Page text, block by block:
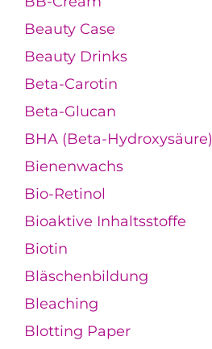
Beauty Case
Beauty Drinks
Beta-Carotin
Beta-Glucan
BHA (Beta-Hydroxysäure)
Bienenwachs
Bio-Retinol
Bioaktive Inhaltsstoffe
Biotin
Bläschenbildung
Bleaching
Blotting Paper